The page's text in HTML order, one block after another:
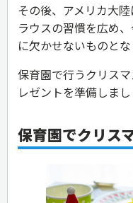
その後、アメリカ大
ラウスの習慣を広め
に欠かせないものとな
保育園で行うクリス
レゼントを準備しまし
保育園でクリス